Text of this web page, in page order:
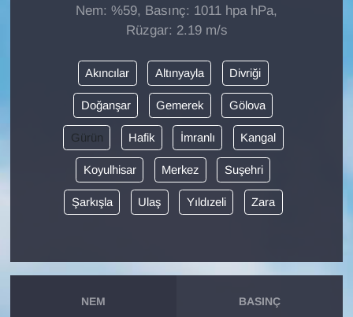
Nem: %59, Basınç: 1011 hpa hPa,
Rüzgar: 2.19 m/s
Akıncılar Altınyayla Divriği
Doğanşar Gemerek Gölova
Gürün Hafik İmranlı Kangal
Koyulhisar Merkez Suşehri
Şarkışla Ulaş Yıldızeli Zara
NEM BASINÇ
En çok konuşulanlar
GENEL
Güncel
Gündem
Haber
Kadın